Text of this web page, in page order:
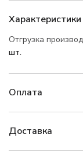
Характеристики
Отгрузка
шт.
Оплата
Доставка